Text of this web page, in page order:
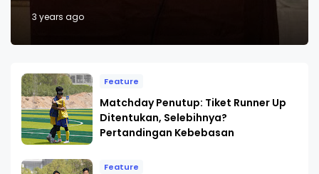
3 years ago
Feature
Matchday Penutup: Tiket Runner Up
Ditentukan, Selebihnya?
Pertandingan Kebebasan
Feature